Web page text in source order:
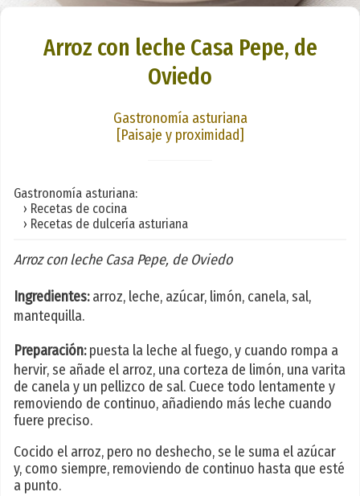
Arroz con leche Casa Pepe, de
Oviedo
Gastronomía asturiana
[Paisaje y proximidad]
Gastronomía asturiana:
› Recetas de cocina
› Recetas de dulcería asturiana
Arroz con leche Casa Pepe, de Oviedo
Ingredientes:arroz, leche, azúcar, limón, canela, sal,
mantequilla.
Preparación:puesta la leche al fuego, y cuando rompa a
hervir, se añade el arroz, una corteza de limón, una varita
de canela y un pellizco de sal. Cuece todo lentamente y
removiendo de continuo, añadiendo más leche cuando
fuere preciso.
Cocido el arroz, pero no deshecho, se le suma el azúcar
y, como siempre, removiendo de continuo hasta que esté
a punto.